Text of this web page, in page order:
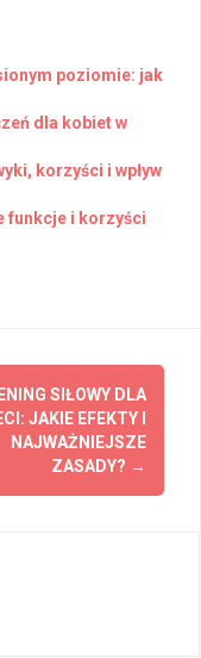
poziomie: jak
dla kobiet w
korzyści i wpływ
funkcje i korzyści
SIŁOWY DLA
JAKIE EFEKTY I
NAJWAŻNIEJSZE
ZASADY? →